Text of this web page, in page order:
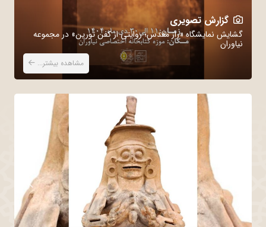
گزارش تصویری
گشایش نمایشگاه «راز مقدس؛ روایتی از کفن تورین» در مجموعه
نیاوران
مشاهده بیشتر...